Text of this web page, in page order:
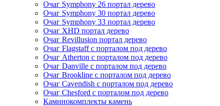
Очаг Symphony 26 портал дерево
Очаг Symphony 30 портал дерево
Очаг Symphony 33 портал дерево
Очаг XHD портал дерево
Очаг Revillusion портал дерево
Очаг Flagstaff с порталом под дерево
Очаг Atherton с порталом под дерево
Очаг Danville с порталом под дерево
Очаг Brookline с порталом под дерево
Очаг Cavendish с порталом под дерево
Очаг Chesford с порталом под дерево
Каминокомплекты камень